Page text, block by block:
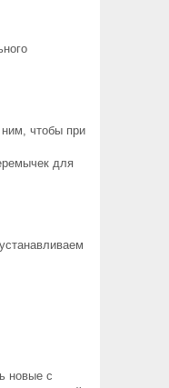
чтобы при
для
новые с